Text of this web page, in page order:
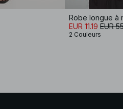
EUR 11.19 EUR
2 Couleurs